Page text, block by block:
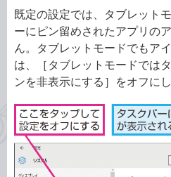
既定の設定では、タブレット
ーにピン留めされたアプリの
ん。タブレットモードでもア
は、［タブレットモードでは
ンを非表示にする］をオフにし